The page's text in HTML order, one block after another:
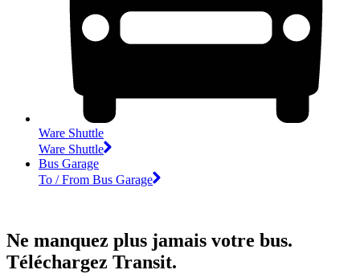
Ware Shuttle
Ware Shuttle
Bus Garage
To / From Bus Garage
Ne manquez plus jamais votre bus.
Téléchargez Transit.